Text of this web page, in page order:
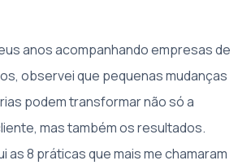
anos acompanhando empresas de
observei que pequenas mudanças
podem transformar não só a
mas também os resultados.
as 8 práticas que mais me chamaram